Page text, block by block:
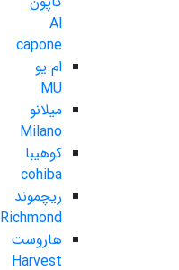
Al
capone
ام.یو
MU
میلانو
Milano
کوهیبا
cohiba
ریچموند
Richmond
هاروست
Harvest